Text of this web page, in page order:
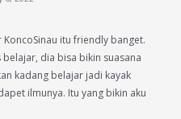
itu friendly banget.
belajar, dia bisa bikin suasana
kadang belajar jadi kayak
ilmunya. Itu yang bikin aku